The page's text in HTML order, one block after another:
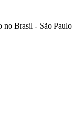
no Brasil - São Paulo